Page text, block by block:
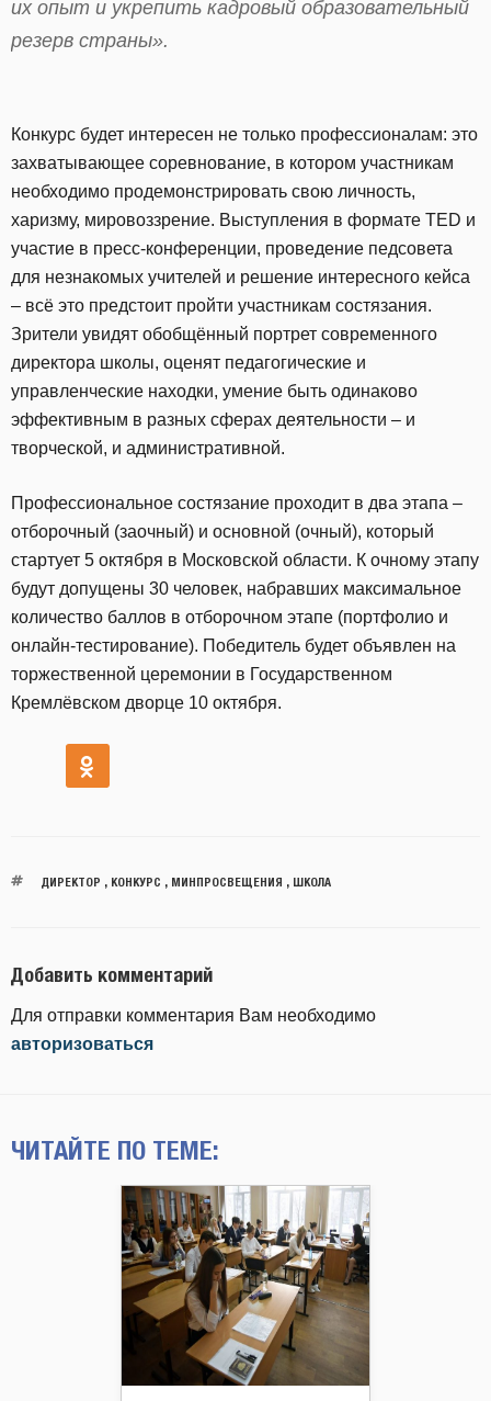
их опыт и укрепить кадровый образовательный
резерв страны».
Конкурс будет интересен не только профессионалам: это
захватывающее соревнование, в котором участникам
необходимо продемонстрировать свою личность,
харизму, мировоззрение. Выступления в формате TED и
участие в пресс-конференции, проведение педсовета
для незнакомых учителей и решение интересного кейса
– всё это предстоит пройти участникам состязания.
Зрители увидят обобщённый портрет современного
директора школы, оценят педагогические и
управленческие находки, умение быть одинаково
эффективным в разных сферах деятельности – и
творческой, и административной.
Профессиональное состязание проходит в два этапа –
отборочный (заочный) и основной (очный), который
стартует 5 октября в Московской области. К очному этапу
будут допущены 30 человек, набравших максимальное
количество баллов в отборочном этапе (портфолио и
онлайн-тестирование). Победитель будет объявлен на
торжественной церемонии в Государственном
Кремлёвском дворце 10 октября.
ДИРЕКТОР , КОНКУРС , МИНПРОСВЕЩЕНИЯ , ШКОЛА
Добавить комментарий
Для отправки комментария Вам необходимо
авторизоваться
ЧИТАЙТЕ ПО ТЕМЕ: